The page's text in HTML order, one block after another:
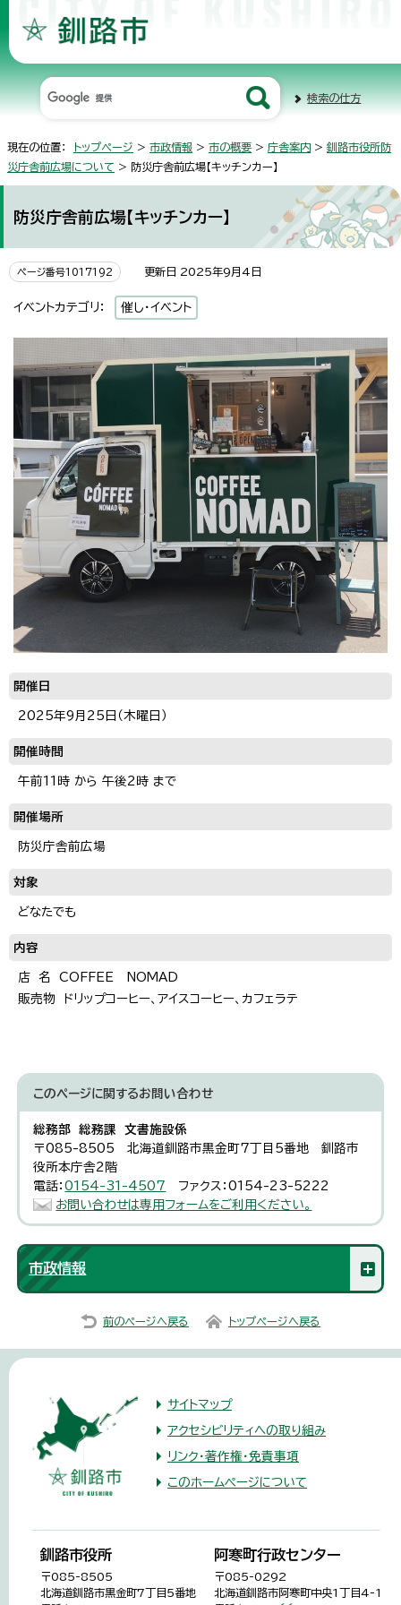
検索の仕方
現在の位置： トップページ > 市政情報 > 市の概要 > 庁舎案内 > 釧路市役所防
災庁舎前広場について > 防災庁舎前広場【キッチンカー】
防災庁舎前広場【キッチンカー】
ページ番号1017192 更新日 2025年9月4日
イベントカテゴリ： 催し・イベント
開催日
2025年9月25日（木曜日）
開催時間
午前11時 から 午後2時 まで
開催場所
防災庁舎前広場
対象
どなたでも
内容
店 名 COFFEE NOMAD
販売物 ドリップコーヒー、アイスコーヒー、カフェラテ
このページに関するお問い合わせ
総務部 総務課 文書施設係
〒085-8505 北海道釧路市黒金町7丁目5番地 釧路市
役所本庁舎2階
電話：0154-31-4507
ファクス：0154-23-5222
お問い合わせは専用フォームをご利用ください。
市政情報
前のページへ戻る トップページへ戻る
サイトマップ
アクセシビリティへの取り組み
リンク・著作権・免責事項
このホームページについて
釧路市役所
〒085-8505
北海道釧路市黒金町7丁目5番地
阿寒町行政センター
〒085-0292
北海道釧路市阿寒町中央1丁目4-1